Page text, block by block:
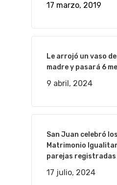
17 marzo, 2019
Le arrojó un vaso
madre y pasará 6
9 abril, 2024
San Juan celebró
Matrimonio
parejas registradas
17 julio, 2024